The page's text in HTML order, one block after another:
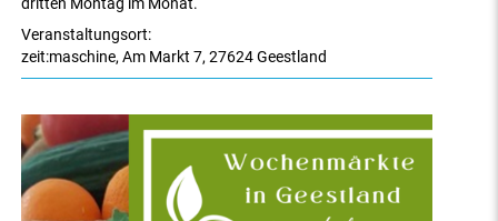
Veranstaltungsort:
zeit:maschine,Am Markt 7,27624 Geestland